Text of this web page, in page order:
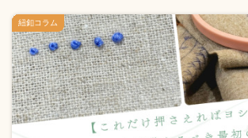
紐釦コラム